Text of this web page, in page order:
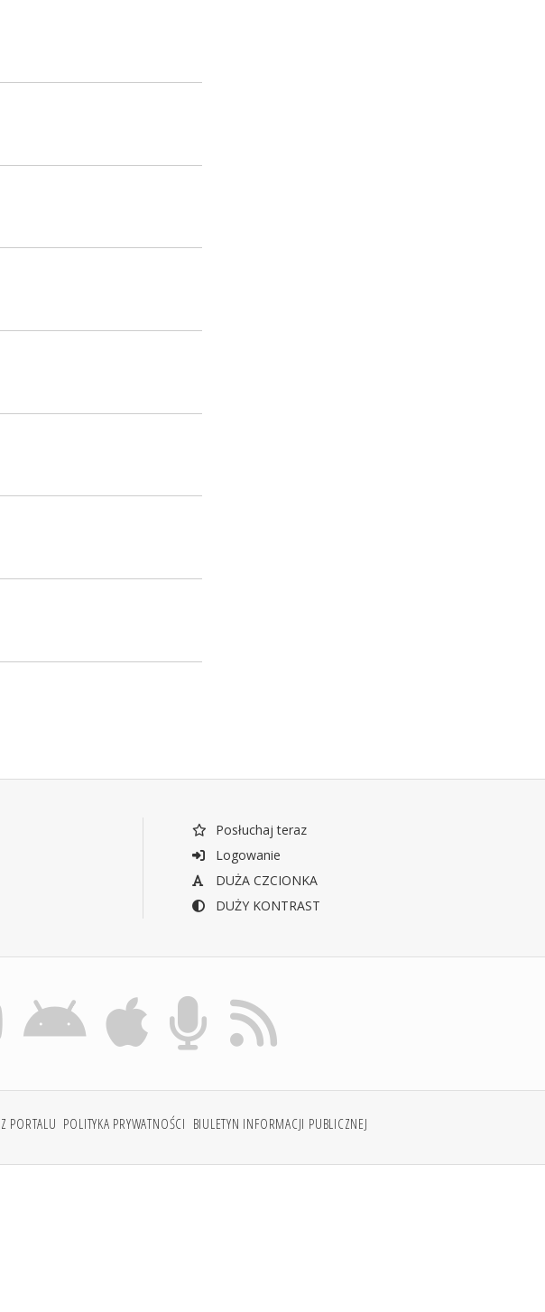
Posłuchaj teraz
Logowanie
DUŻA CZCIONKA
DUŻY KONTRAST
PORTALU POLITYKA PRYWATNOŚCI BIULETYN INFORMACJI PUBLICZNEJ